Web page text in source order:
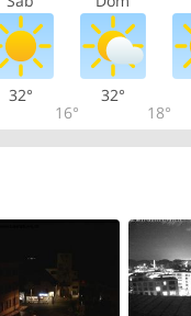
32°
16°
32°
18°